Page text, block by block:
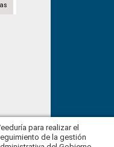
para realizar el
de la gestión